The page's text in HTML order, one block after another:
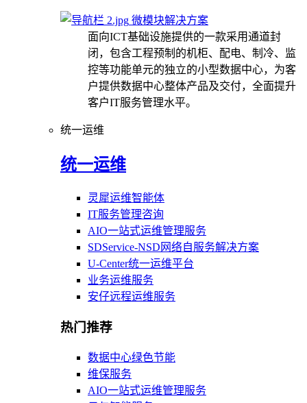
微模块解决方案
面向ICT基础设施提供的一款采用通道封
闭，包含工程预制的机柜、配电、制冷、监
控等功能单元的独立的小型数据中心，为客
户提供数据中心整体产品及交付，全面提升
客户IT服务管理水平。
统一运维
统一运维
灵犀运维智能体
IT服务管理咨询
AIO一站式运维管理服务
SDService-NSD网络自服务解决方案
U-Center统一运维平台
业务运维服务
安仔远程运维服务
热门推荐
数据中心绿色节能
维保服务
AIO一站式运维管理服务